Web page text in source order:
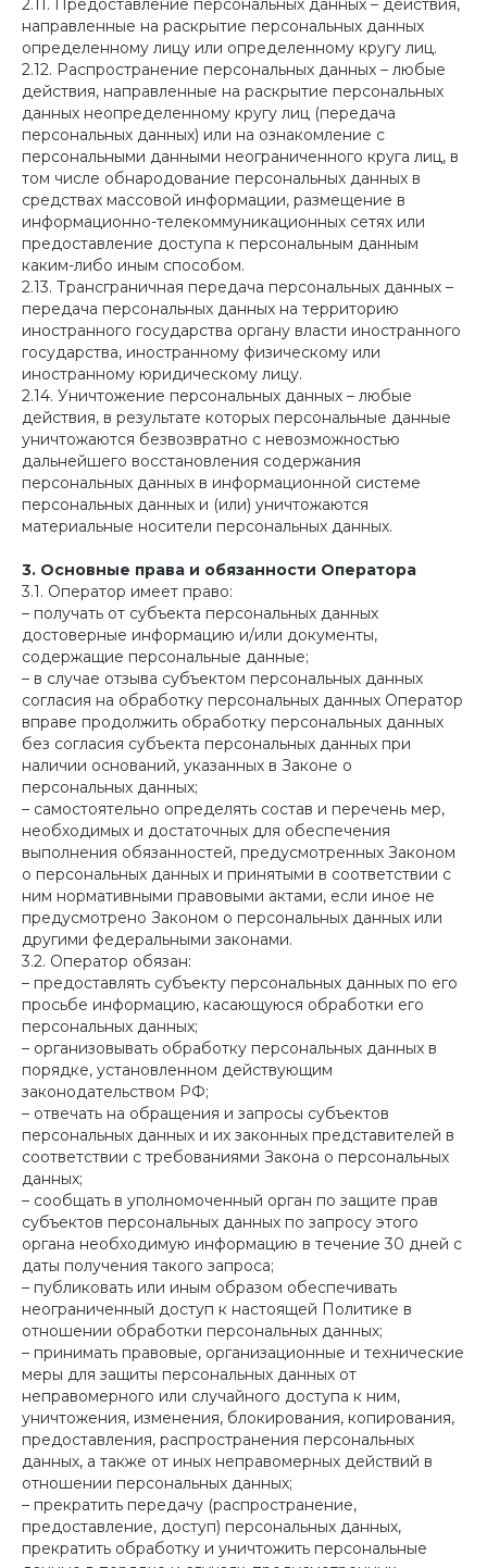
2.11. Предоставление персональных данных – действия,
направленные на раскрытие персональных данных
определенному лицу или определенному кругу лиц.
2.12. Распространение персональных данных – любые
действия, направленные на раскрытие персональных
данных неопределенному кругу лиц (передача
персональных данных) или на ознакомление с
персональными данными неограниченного круга лиц, в
том числе обнародование персональных данных в
средствах массовой информации, размещение в
информационно-телекоммуникационных сетях или
предоставление доступа к персональным данным
каким-либо иным способом.
2.13. Трансграничная передача персональных данных –
передача персональных данных на территорию
иностранного государства органу власти иностранного
государства, иностранному физическому или
иностранному юридическому лицу.
2.14. Уничтожение персональных данных – любые
действия, в результате которых персональные данные
уничтожаются безвозвратно с невозможностью
дальнейшего восстановления содержания
персональных данных в информационной системе
персональных данных и (или) уничтожаются
материальные носители персональных данных.
3. Основные права и обязанности Оператора
3.1. Оператор имеет право:
– получать от субъекта персональных данных
достоверные информацию и/или документы,
содержащие персональные данные;
– в случае отзыва субъектом персональных данных
согласия на обработку персональных данных Оператор
вправе продолжить обработку персональных данных
без согласия субъекта персональных данных при
наличии оснований, указанных в Законе о
персональных данных;
– самостоятельно определять состав и перечень мер,
необходимых и достаточных для обеспечения
выполнения обязанностей, предусмотренных Законом
о персональных данных и принятыми в соответствии с
ним нормативными правовыми актами, если иное не
предусмотрено Законом о персональных данных или
другими федеральными законами.
3.2. Оператор обязан:
– предоставлять субъекту персональных данных по его
просьбе информацию, касающуюся обработки его
персональных данных;
– организовывать обработку персональных данных в
порядке, установленном действующим
законодательством РФ;
– отвечать на обращения и запросы субъектов
персональных данных и их законных представителей в
соответствии с требованиями Закона о персональных
данных;
– сообщать в уполномоченный орган по защите прав
субъектов персональных данных по запросу этого
органа необходимую информацию в течение 30 дней с
даты получения такого запроса;
– публиковать или иным образом обеспечивать
неограниченный доступ к настоящей Политике в
отношении обработки персональных данных;
– принимать правовые, организационные и технические
меры для защиты персональных данных от
неправомерного или случайного доступа к ним,
уничтожения, изменения, блокирования, копирования,
предоставления, распространения персональных
данных, а также от иных неправомерных действий в
отношении персональных данных;
– прекратить передачу (распространение,
предоставление, доступ) персональных данных,
прекратить обработку и уничтожить персональные